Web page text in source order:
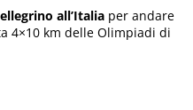
all’Italia per andare
4×10 km delle Olimpiadi di